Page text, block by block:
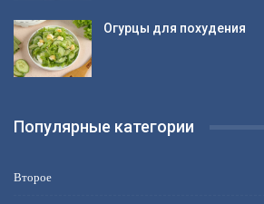
Огурцы для похудения
Популярные категории
Второе